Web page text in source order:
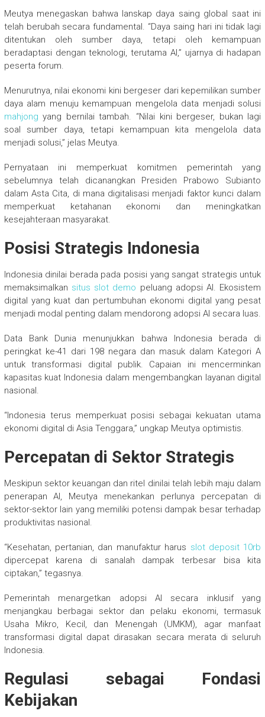
Meutya menegaskan bahwa lanskap daya saing global saat ini
telah berubah secara fundamental. “Daya saing hari ini tidak lagi
ditentukan oleh sumber daya, tetapi oleh kemampuan
beradaptasi dengan teknologi, terutama AI,” ujarnya di hadapan
peserta forum.
Menurutnya, nilai ekonomi kini bergeser dari kepemilikan sumber
daya alam menuju kemampuan mengelola data menjadi solusi
mahjong yang bernilai tambah. “Nilai kini bergeser, bukan lagi
soal sumber daya, tetapi kemampuan kita mengelola data
menjadi solusi,” jelas Meutya.
Pernyataan ini memperkuat komitmen pemerintah yang
sebelumnya telah dicanangkan Presiden Prabowo Subianto
dalam Asta Cita, di mana digitalisasi menjadi faktor kunci dalam
memperkuat ketahanan ekonomi dan meningkatkan
kesejahteraan masyarakat.
Posisi Strategis Indonesia
Indonesia dinilai berada pada posisi yang sangat strategis untuk
memaksimalkan situs slot demo peluang adopsi AI. Ekosistem
digital yang kuat dan pertumbuhan ekonomi digital yang pesat
menjadi modal penting dalam mendorong adopsi AI secara luas.
Data Bank Dunia menunjukkan bahwa Indonesia berada di
peringkat ke-41 dari 198 negara dan masuk dalam Kategori A
untuk transformasi digital publik. Capaian ini mencerminkan
kapasitas kuat Indonesia dalam mengembangkan layanan digital
nasional.
“Indonesia terus memperkuat posisi sebagai kekuatan utama
ekonomi digital di Asia Tenggara,” ungkap Meutya optimistis.
Percepatan di Sektor Strategis
Meskipun sektor keuangan dan ritel dinilai telah lebih maju dalam
penerapan AI, Meutya menekankan perlunya percepatan di
sektor-sektor lain yang memiliki potensi dampak besar terhadap
produktivitas nasional.
“Kesehatan, pertanian, dan manufaktur harus slot deposit 10rb
dipercepat karena di sanalah dampak terbesar bisa kita
ciptakan,” tegasnya.
Pemerintah menargetkan adopsi AI secara inklusif yang
menjangkau berbagai sektor dan pelaku ekonomi, termasuk
Usaha Mikro, Kecil, dan Menengah (UMKM), agar manfaat
transformasi digital dapat dirasakan secara merata di seluruh
Indonesia.
Regulasi sebagai Fondasi
Kebijakan